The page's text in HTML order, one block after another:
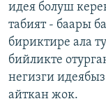
идея болуш
табият - баары
бириктире ала
бийликте
негизги
айткан жок.